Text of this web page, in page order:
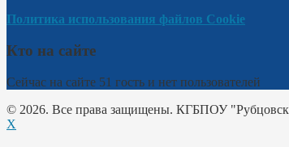
Политика использования файлов Cookie
Кто на сайте
Сейчас на сайте 51 гость и нет пользователей
© 2026. Все права защищены. КГБПОУ
X